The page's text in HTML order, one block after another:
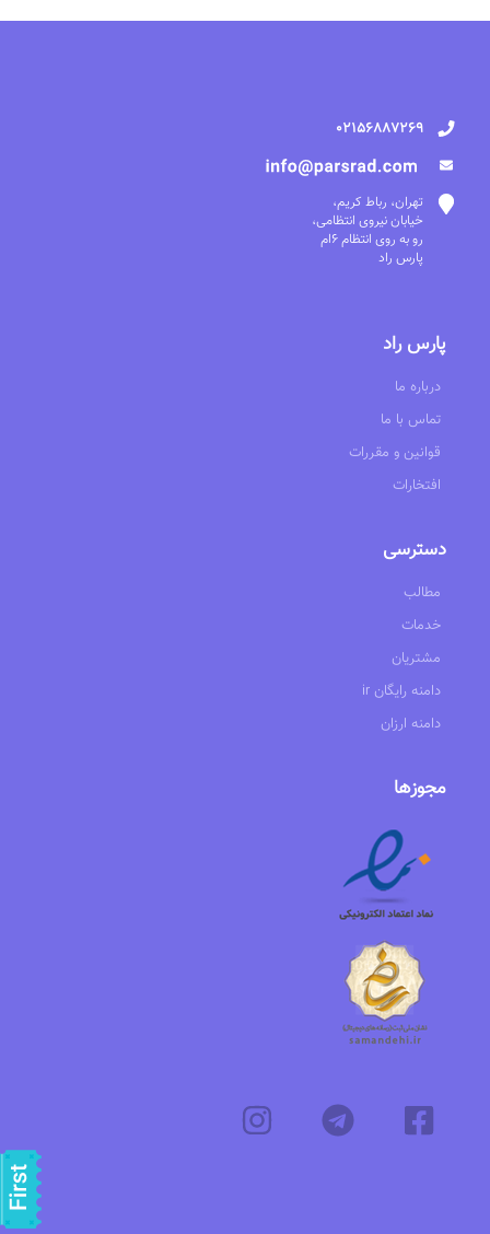
تهران، رباط کریم،
خیابان نیروی انتظامی،
رو به روی انتظام 6ام
پارس راد
پارس راد
درباره ما
تماس با ما
قوانین و مقررات
افتخارات
دسترسی
مطالب
خدمات
مشتریان
ir دامنه رایگان
دامنه ارزان
مجوزها